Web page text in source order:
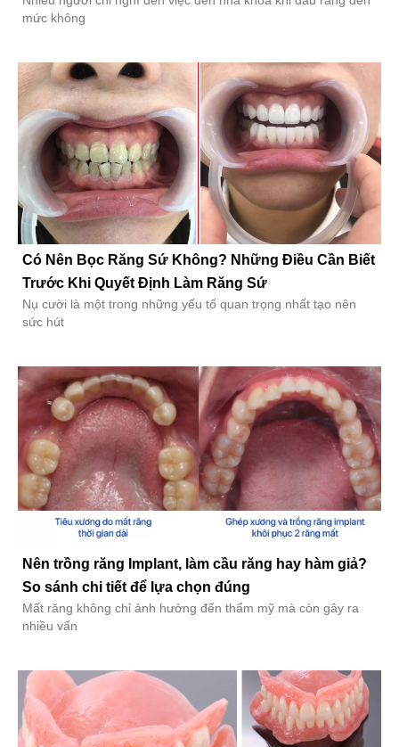
mức không
Có Nên Bọc Răng Sứ Không? Những Điều Cần Biết
Trước Khi Quyết Định Làm Răng Sứ
Nụ cười là một trong những yếu tố quan trọng nhất tạo nên
sức hút
Nên trồng răng Implant, làm cầu răng hay hàm giả?
So sánh chi tiết để lựa chọn đúng
Mất răng không chỉ ảnh hưởng đến thẩm mỹ mà còn gây ra
nhiều vấn